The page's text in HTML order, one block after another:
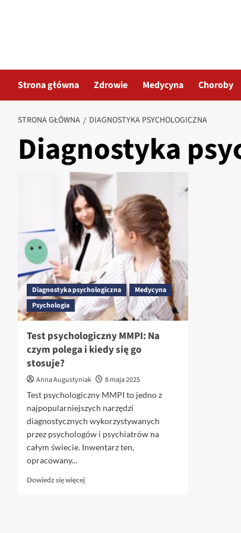
Strona główna Zdrowie Medycyna Choroby
STRONA GŁÓWNA DIAGNOSTYKA PSYCHOLOGICZNA
Diagnostyka
Diagnostyka psychologiczna
Medycyna
Psychologia
Test psychologiczny MMPI: Na
czym polega i kiedy się go
stosuje?
Anna Augustyniak
8 maja 2025
Test psychologiczny MMPI to jedno z
najpopularniejszych narzędzi
diagnostycznych wykorzystywanych
przez psychologów i psychiatrów na
całym świecie. Inwentarz ten,
opracowany...
Dowiedz się więcejDowiedz